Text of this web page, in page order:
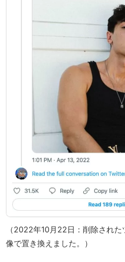
（2022年10月22日：削除され
像で置き換えました。）